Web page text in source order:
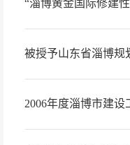
“淄博黄金国际修建
被授予山东省淄博规
2006年度淄博市建